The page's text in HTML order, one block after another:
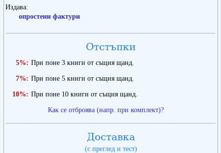
Издава
опростени фактури
Отстъпки
5%: При поне 3 книги от същия щанд.
7%: При поне 5 книги от същия щанд.
10%: При поне 10 книги от същия щанд.
Как се отброява (напр. при комплект)?
Доставка
(с преглед и тест)